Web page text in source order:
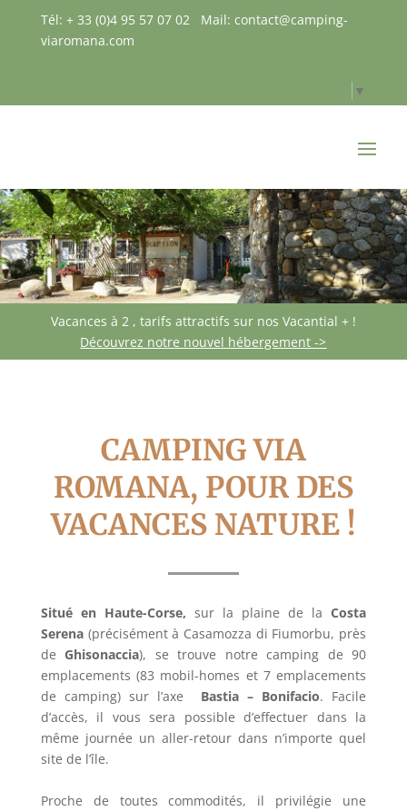
Tél: + 33 (0)4 95 57 07 02 Mail: contact@camping-
viaromana.com
▼
Vacances à 2 , tarifs attractifs sur nos Vacantial +!
Découvrez notre nouvel hébergement ->
CAMPING VIA
ROMANA, POUR DES
VACANCES NATURE !
Situé en Haute-Corse, sur la plaine de laCosta
Serena(précisément à Casamozza di Fiumorbu, près
de Ghisonaccia), se trouve notre camping de 90
emplacements (83 mobil-homes et 7 emplacements
de camping) sur l’axe Bastia – Bonifacio. Facile
d’accès, il vous sera possible d’effectuer dans la
même journée un aller-retour dans n’importe quel
site de l’île.
Proche de toutes commodités, il privilégie une